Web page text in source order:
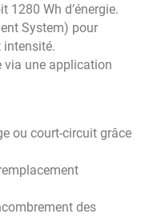
1280 Wh d’énergie.
System) pour
intensité.
via une application
ou court-circuit grâce
des